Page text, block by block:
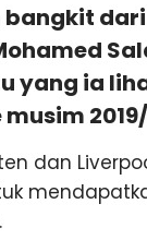
bangkit
yang ia
dan